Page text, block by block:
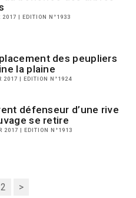
2017 | EDITION N°1933
des peupliers
la plaine
2017 | EDITION N°1924
défenseur d’une rive
se retire
2017 | EDITION N°1913
2 >